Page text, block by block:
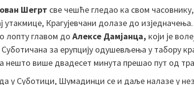
Шегрт све чешће гледао ка свом
утакмице, Крагујевчани долазе до изједначења.
лопту главом до Алексе Дамјанца, који је
за ерупцију одушевљења у табору
нешто више двадесет минута прешао пут од
у Суботици, Шумадинци се и даље налазе у